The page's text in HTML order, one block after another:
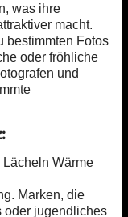
was ihre
macht.
bestimmten Fotos
oder fröhliche
und
Wärme
Marken, die
oder jugendliches